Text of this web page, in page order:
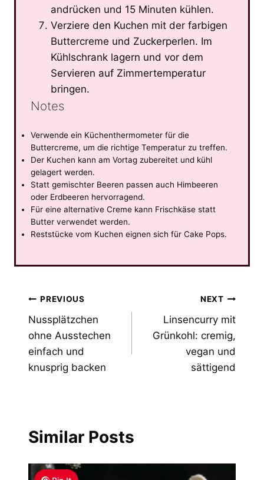
andrücken und 15 Minuten kühlen.
Verziere den Kuchen mit der farbigen
Buttercreme und Zuckerperlen. Im
Kühlschrank lagern und vor dem
Servieren auf Zimmertemperatur
bringen.
Notes
Verwende ein Küchenthermometer für die
Buttercreme, um die richtige Temperatur zu treffen.
Der Kuchen kann am Vortag zubereitet und kühl
gelagert werden.
Statt gemischter Beeren passen auch Himbeeren
oder Erdbeeren hervorragend.
Für eine alternative Creme kann Frischkäse statt
Butter verwendet werden.
Reststücke vom Kuchen eignen sich für Cake Pops.
Post
navigation
PREVIOUS
Nussplätzchen
ohne Ausstechen
einfach und
knusprig backen
NEXT
Linsencurry mit
Grünkohl: cremig,
vegan und
sättigend
Similar Posts